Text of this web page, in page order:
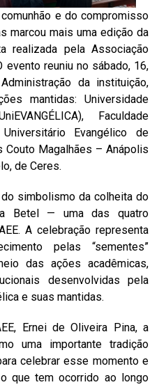
e do compromisso
marcou mais uma edição da
realizada pela Associação
evento reuniu no sábado, 16,
da instituição,
mantidas: Universidade
Faculdade
Evangélico de
Couto Magalhães – Anápolis
de Ceres.
simbolismo da colheita do
Betel — uma das quatro
A celebração representa
pelas “sementes”
das ações acadêmicas,
desenvolvidas pela
e suas mantidas.
Ernei de Oliveira Pina, a
uma importante tradição
celebrar esse momento e
que tem ocorrido ao longo